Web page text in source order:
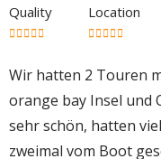
Quality Location
Wir hatten 2 Touren
orange bay Insel und
sehr schön, hatten
zweimal vom Boot